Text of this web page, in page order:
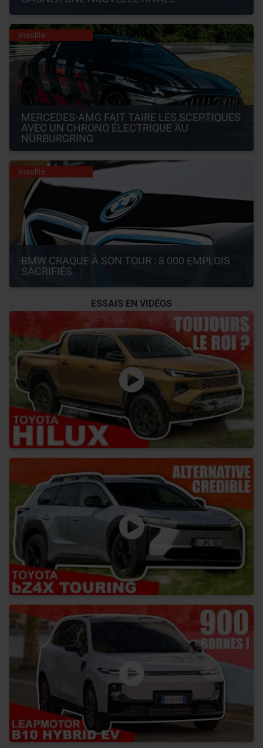
Insolite
MERCEDES-AMG FAIT TAIRE LES SCEPTIQUES
AVEC UN CHRONO ÉLECTRIQUE AU
NÜRBURGRING
Insolite
BMW CRAQUE À SON TOUR : 8 000 EMPLOIS
SACRIFIÉS
ESSAIS EN VIDÉOS